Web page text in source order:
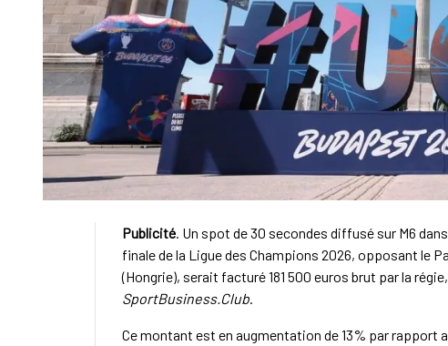
Publicité. Un spot de 30 secondes diffusé sur M6
finale de la Ligue des Champions 2026, opposant le
(Hongrie), serait facturé 181 500 euros brut par la
SportBusiness.Club.
Ce montant est en augmentation de 13% par rapport